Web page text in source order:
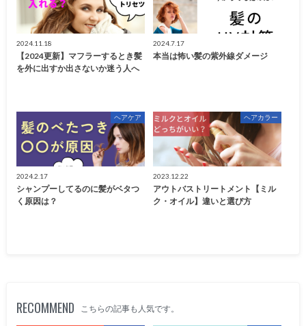
2024.11.18
【2024更新】マフラーするとき髪
を外に出すか出さないか迷う人へ
2024.7.17
本当は怖い髪の紫外線ダメージ
ヘアケア
2024.2.17
シャンプーしてるのに髪がベタつ
く原因は？
ヘアカラー
2023.12.22
アウトバストリートメント【ミル
ク・オイル】違いと選び方
RECOMMEND こちらの記事も人気です。